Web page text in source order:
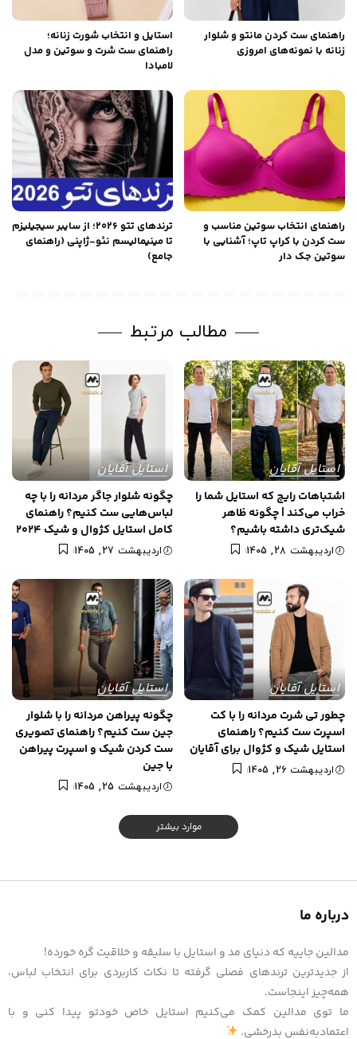
راهنمای ست کردن مانتو و شلوار
زنانه با نمونه‌های امروزی
استایل و انتخاب شورت زنانه؛
راهنمای ست شرت و سوتین و مدل
لامبادا
راهنمای انتخاب سوتین مناسب و
ست کردن با کراپ تاپ؛ آشنایی با
سوتین جک دار
ترندهای تتو ۲۰۲۶؛ از سایبر سیجیلیزم
تا مینیمالیسم نئو-ژاپنی (راهنمای
جامع)
مطالب مرتبط
استایل آقایان
اشتباهات رایج که استایل شما را
خراب می‌کند | چگونه ظاهر
شیک‌تری داشته باشیم؟
اردیبهشت 28, 1405
استایل آقایان
چگونه شلوار جاگر مردانه را با چه
لباس‌هایی ست کنیم؟ راهنمای
کامل استایل کژوال و شیک 2024
اردیبهشت 27, 1405
استایل آقایان
چطور تی شرت مردانه را با کت
اسپرت ست کنیم؟ راهنمای
استایل شیک و کژوال برای آقایان
اردیبهشت 26, 1405
استایل آقایان
چگونه پیراهن مردانه را با شلوار
جین ست کنیم؟ راهنمای تصویری
ست کردن شیک و اسپرت پیراهن
با جین
اردیبهشت 25, 1405
موارد بیشتر
درباره ما
مدالین جاییه که دنیای مد و استایل با سلیقه و خلاقیت گره خورده!
از جدیدترین ترندهای فصلی گرفته تا نکات کاربردی برای انتخاب لباس،
همه‌چیز اینجاست.
ما توی مدالین کمک می‌کنیم استایل خاص خودتو پیدا کنی و با
اعتمادبه‌نفس بدرخشی.